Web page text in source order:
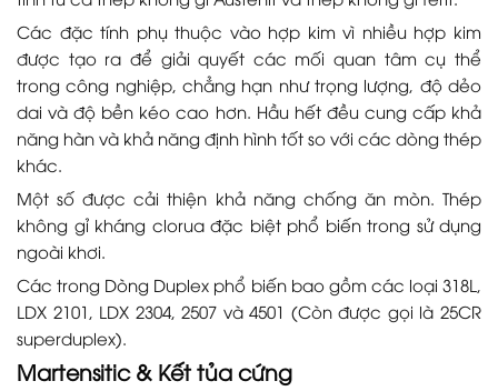
Các đặc tính phụ thuộc vào hợp kim vì nhiều hợp kim
được tạo ra để giải quyết các mối quan tâm cụ thể
trong công nghiệp, chẳng hạn như trọng lượng, độ dẻo
dai và độ bền kéo cao hơn. Hầu hết đều cung cấp khả
năng hàn và khả năng định hình tốt so với các dòng thép
khác.
Một số được cải thiện khả năng chống ăn mòn. Thép
không gỉ kháng clorua đặc biệt phổ biến trong sử dụng
ngoài khơi.
Các trong Dòng Duplex phổ biến bao gồm các loại 318L,
LDX 2101, LDX 2304, 2507 và 4501 (Còn được gọi là 25CR
superduplex).
Martensitic & Kết tủa cứng